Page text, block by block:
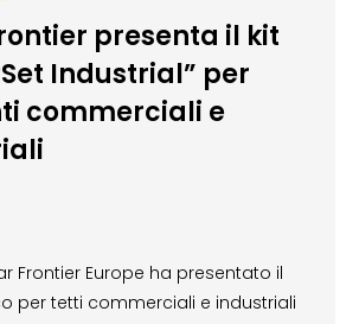
presenta il kit
Industrial” per
commerciali e
Frontier Europe ha presentato il
per tetti commerciali e industriali